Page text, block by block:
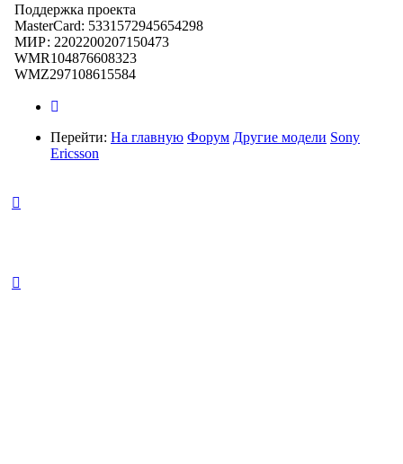
Поддержка проекта
MasterCard: 5331572945654298
МИР: 2202200207150473
WMR104876608323
WMZ297108615584
Перейти: На главную Форум Другие модели Sony
Ericsson